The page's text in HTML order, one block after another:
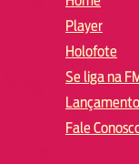
Player
Holofote
Se liga na
Fale